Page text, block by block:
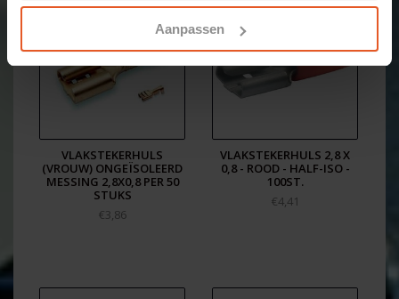
Aanpassen
VLAKSTEKERHULS
(VROUW) ONGEÏSOLEERD
MESSING 2,8X0,8 PER 50
STUKS
€3,86
VLAKSTEKERHULS 2,8 X
0,8 - ROOD - HALF-ISO -
100ST.
€4,41